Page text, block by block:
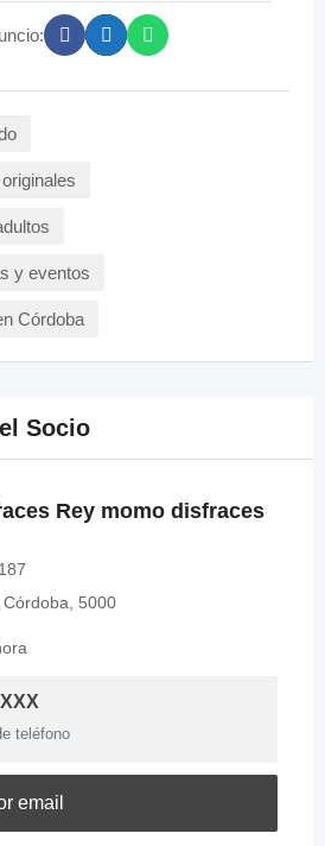
y eventos
Córdoba
Socio
Rey momo disfraces
5000
teléfono
email